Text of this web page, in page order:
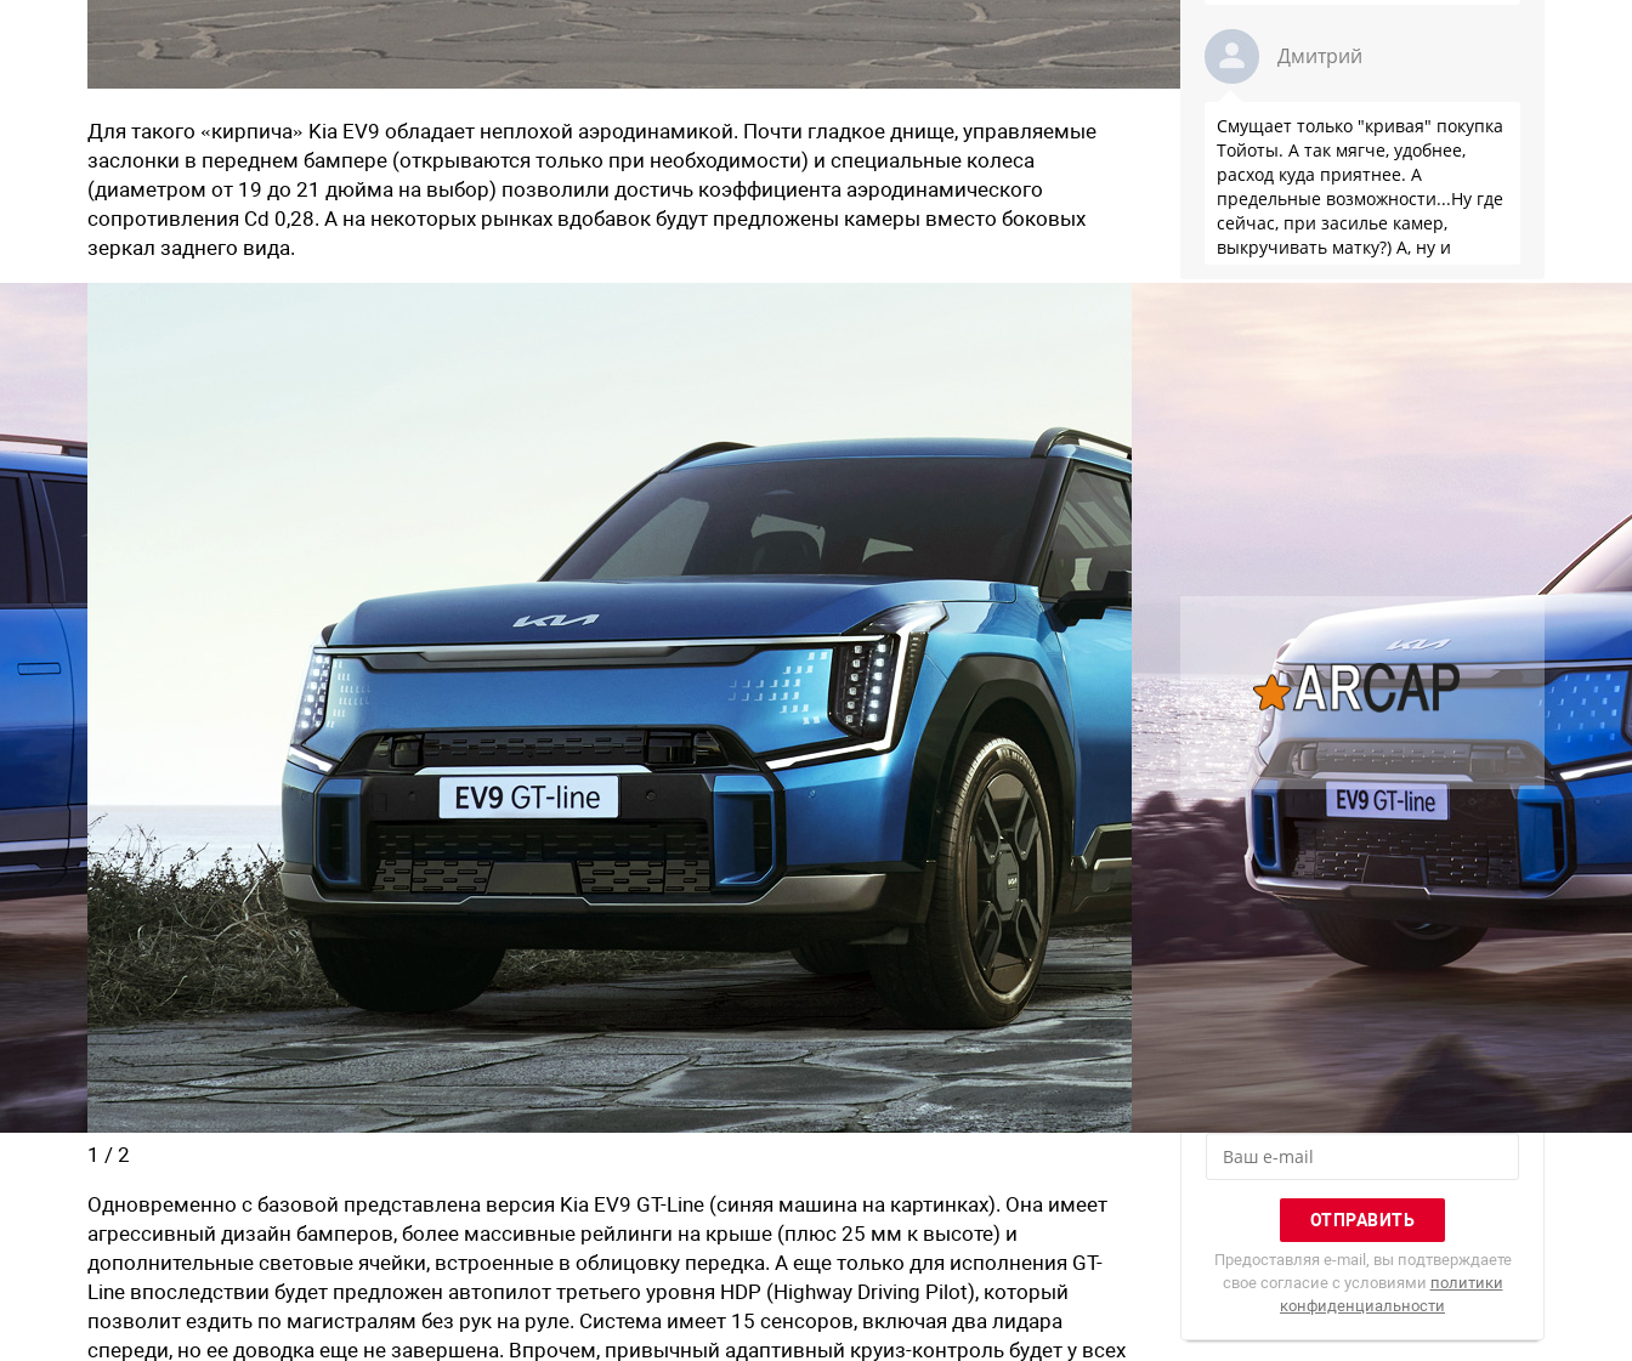
Для такого «кирпича» Kia EV9 обладает неплохой аэродинамикой. Почти гладкое днище, управляемые
заслонки в переднем бампере (открываются только при необходимости) и специальные колеса
(диаметром от 19 до 21 дюйма на выбор) позволили достичь коэффициента аэродинамического
сопротивления Cd 0,28. А на некоторых рынках вдобавок будут предложены камеры вместо боковых
зеркал заднего вида.
1 / 2
Одновременно с базовой представлена версия Kia EV9 GT-Line (синяя машина на картинках). Она имеет
агрессивный дизайн бамперов, более массивные рейлинги на крыше (плюс 25 мм к высоте) и
дополнительные световые ячейки, встроенные в облицовку передка. А еще только для исполнения GT-
Line впоследствии будет предложен автопилот третьего уровня HDP (Highway Driving Pilot), который
позволит ездить по магистралям без рук на руле. Система имеет 15 сенсоров, включая два лидара
спереди, но ее доводка еще не завершена. Впрочем, привычный адаптивный круиз-контроль будет у всех
Дмитрий
Смущает только "кривая" покупка
Тойоты. А так мягче, удобнее,
расход куда приятнее. А
предельные возможности...Ну где
сейчас, при засилье камер,
выкручивать матку?) А, ну и
Рассылка
Лучшие материалы Авторевю — в
вашем почтовом ящике
Предоставляя e-mail, вы подтверждаете
свое согласие с условиями политики
конфиденциальности